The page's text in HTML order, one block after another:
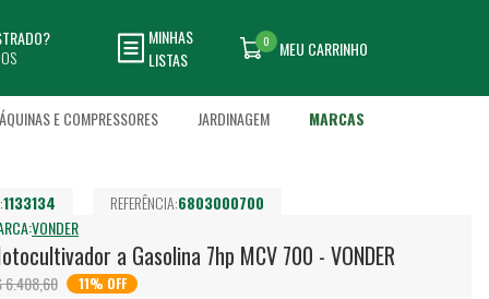
MINHAS
LISTAS
MEU CARRINHO
0
E COMPRESSORES JARDINAGEM MARCAS
1133134 REFERÊNCIA:6803000700
VONDER
a Gasolina 7hp MCV 700 - VONDER
6.408,60 11% OFF